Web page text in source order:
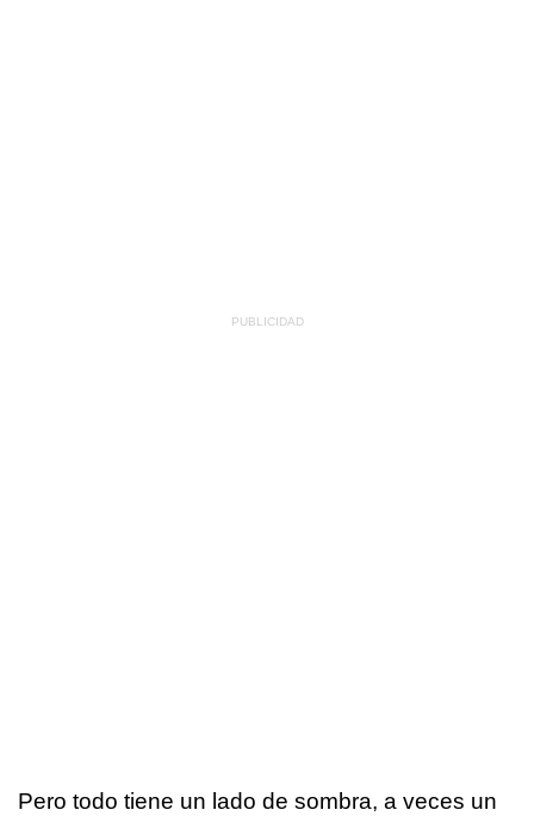
Pero todo tiene un lado de sombra, a veces un